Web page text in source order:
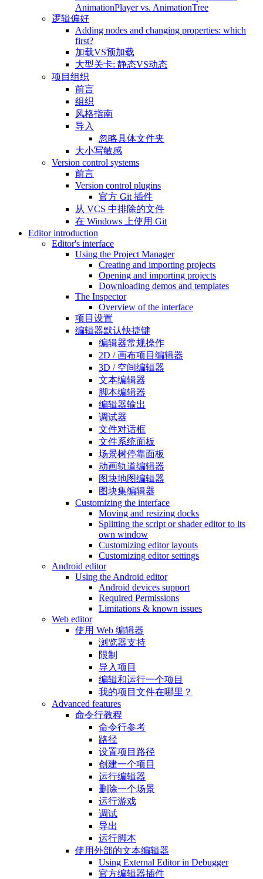
AnimationPlayer vs. AnimationTree
逻辑偏好
Adding nodes and changing properties: which
first?
加载VS预加载
大型关卡: 静态VS动态
项目组织
前言
组织
风格指南
导入
忽略具体文件夹
大小写敏感
Version control systems
前言
Version control plugins
官方 Git 插件
从 VCS 中排除的文件
在 Windows 上使用 Git
Editor introduction
Editor's interface
Using the Project Manager
Creating and importing projects
Opening and importing projects
Downloading demos and templates
The Inspector
Overview of the interface
项目设置
编辑器默认快捷键
编辑器常规操作
2D / 画布项目编辑器
3D / 空间编辑器
文本编辑器
脚本编辑器
编辑器输出
调试器
文件对话框
文件系统面板
场景树停靠面板
动画轨道编辑器
图块地图编辑器
图块集编辑器
Customizing the interface
Moving and resizing docks
Splitting the script or shader editor to its
own window
Customizing editor layouts
Customizing editor settings
Android editor
Using the Android editor
Android devices support
Required Permissions
Limitations & known issues
Web editor
使用 Web 编辑器
浏览器支持
限制
导入项目
编辑和运行一个项目
我的项目文件在哪里？
Advanced features
命令行教程
命令行参考
路径
设置项目路径
创建一个项目
运行编辑器
删除一个场景
运行游戏
调试
导出
运行脚本
使用外部的文本编辑器
Using External Editor in Debugger
官方编辑器插件